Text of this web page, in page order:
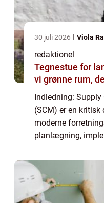
30 juli 2026 Viola
redaktionel
Tegnestue for
vi grønne rum,
Indledning:
(SCM) er en
moderne
planlægning,
det formål at
konkurrenceevnen...